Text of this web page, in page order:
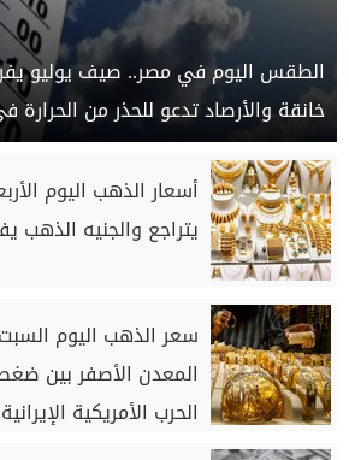
الطقس اليوم في مصر.. صيف يوليو
خانقة والأرصاد تدعو للحذر من الحرارة
يتراجع والجنيه الذهب
سعر الذهب اليوم
المعدن الأصفر بين
الحرب الأمريكية الإيرانية